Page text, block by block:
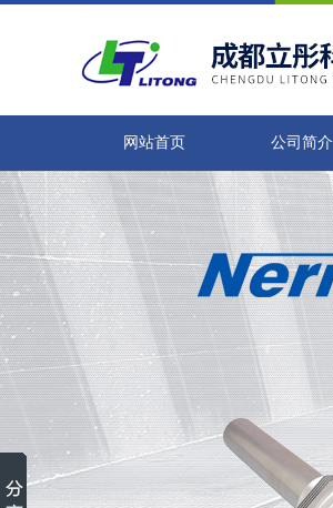
网站首页 公司简介